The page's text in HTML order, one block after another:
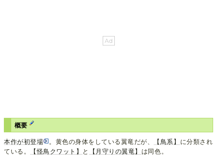
概要
本作が初登場 。黄色の身体をしている翼竜だが、 【鳥系】 に分類され
ている。
【怪鳥クワット】 と 【月守りの翼竜】 は同色。